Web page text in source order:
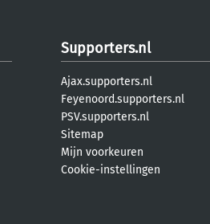
Supporters.nl
Ajax.supporters.nl
Feyenoord.supporters.nl
PSV.supporters.nl
Sitemap
Mijn voorkeuren
Cookie-instellingen